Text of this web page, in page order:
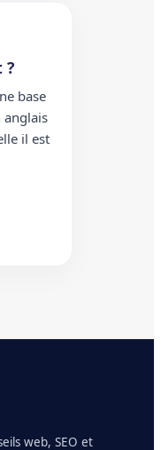
?
base
anglais
il est
web, SEO et